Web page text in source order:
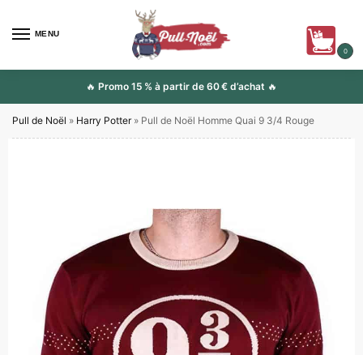
MENU
0
🔥 Promo 15 % à partir de 60 € d’achat 🔥
Pull de Noël » Harry Potter» Pull de Noël Homme Quai 9 3/4 Rouge